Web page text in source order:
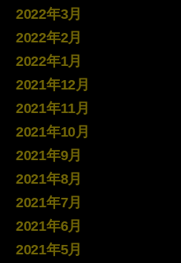
2022年3月
2022年2月
2022年1月
2021年12月
2021年11月
2021年10月
2021年9月
2021年8月
2021年7月
2021年6月
2021年5月